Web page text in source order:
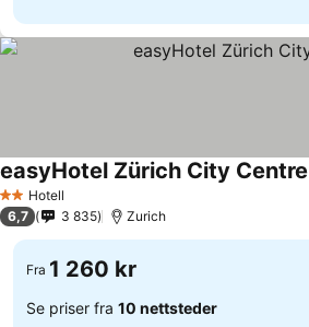
2 Stjerner
Hotell
easyHotel Zürich City Centre
6,7 3 835 Zurich
Fra 1 260 kr
Se priser fra 10 nettsteder